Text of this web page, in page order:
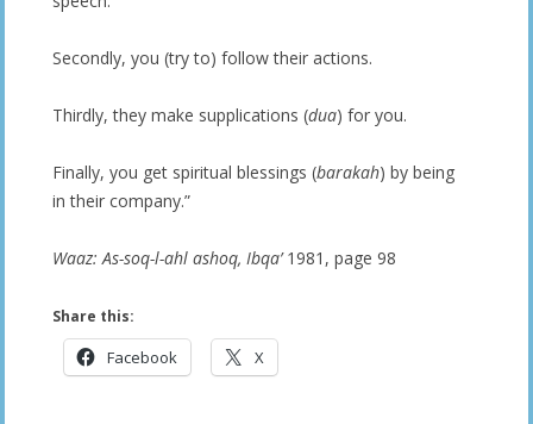
Secondly, you (try to) follow their actions.
Thirdly, they make supplications (dua) for you.
Finally, you get spiritual blessings (barakah) by being
in their company.”
Waaz: As-soq-l-ahl ashoq, Ibqa’1981, page 98
Share this:
Facebook X